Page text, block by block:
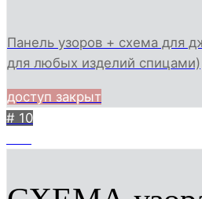
Панель узоров + схема для
для любых изделий спицами)
доступ закрыт
# 10